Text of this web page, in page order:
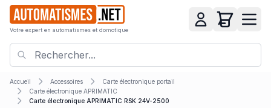
Votre expert en automatismes et domotique
Accueil Accessoires
Carte électronique portail
Carte électronique APRIMATIC
Carte électronique APRIMATIC RSK 24V-2500